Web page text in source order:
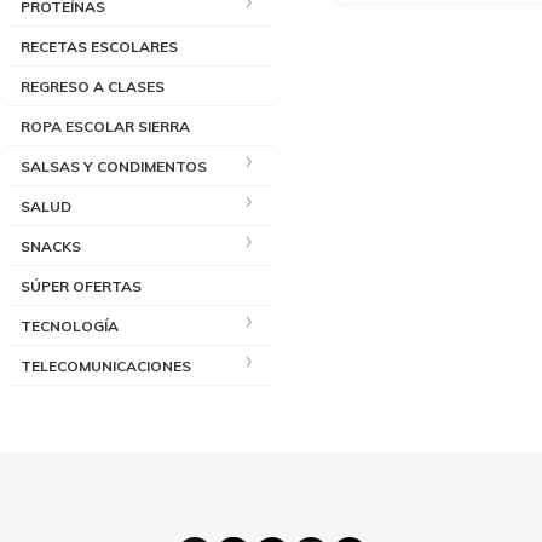
PROTEÍNAS
RECETAS ESCOLARES
REGRESO A CLASES
ROPA ESCOLAR SIERRA
SALSAS Y CONDIMENTOS
SALUD
SNACKS
SÚPER OFERTAS
TECNOLOGÍA
TELECOMUNICACIONES